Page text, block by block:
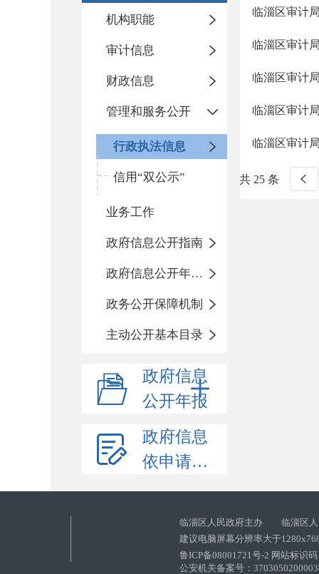
机构职能
审计信息
财政信息
管理和服务公开
行政执法信息
信用“双公示”
业务工作
政府信息公开指南
政府信息公开年度报告
政务公开保障机制
主动公开基本目录
政府信息
公开年报
政府信息
依申请公开
临淄区审计
临淄区审计
临淄区审计
临淄区审计
临淄区审计
共 25 条
临淄区人民政府主办 临淄区人
建议电脑屏幕分辨率大于
鲁ICP备08001721号-2 网站标识
公安机关备案号：